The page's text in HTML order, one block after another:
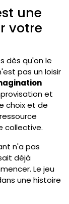
une
votre
dès qu'on le
pas un loisir
et
choix et de
collective.
n'a pas
déjà
Le jeu
une histoire